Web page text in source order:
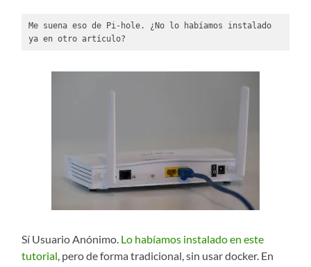
Me suena eso de Pi-hole. ¿No lo habíamos instalado
ya en otro artículo?
Sí Usuario Anónimo. Lo habíamos instalado en este
tutorial, pero de forma tradicional, sin usar docker. En